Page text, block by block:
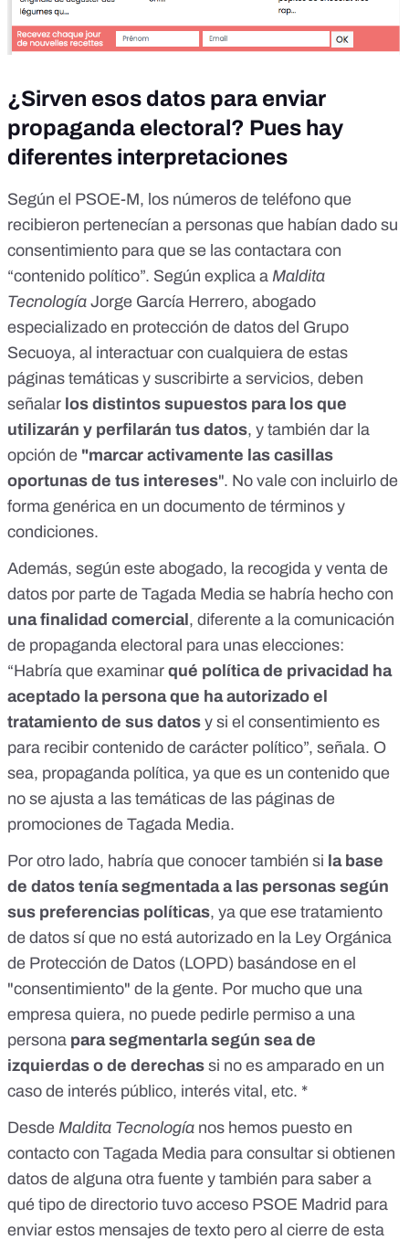
¿Sirven esos datos para enviar
propaganda electoral? Pues hay
diferentes interpretaciones
Según el PSOE-M, los números de teléfono que
recibieron pertenecían a personas que habían dado su
consentimiento para que se las contactara con
“contenido político”. Según explica a Maldita
Tecnología Jorge García Herrero, abogado
especializado en protección de datos del Grupo
Secuoya, al interactuar con cualquiera de estas
páginas temáticas y suscribirte a servicios, deben
señalar los distintos supuestos para los que
utilizarán y perfilarán tus datos, y también dar la
opción de "marcar activamente las casillas
oportunas de tus intereses". No vale con incluirlo de
forma genérica en un documento de términos y
condiciones.
Además, según este abogado, la recogida y venta de
datos por parte de Tagada Media se habría hecho con
una finalidad comercial, diferente a la comunicación
de propaganda electoral para unas elecciones:
“Habría que examinar qué política de privacidad ha
aceptado la persona que ha autorizado el
tratamiento de sus datos y si el consentimiento es
para recibir contenido de carácter político”, señala. O
sea, propaganda política, ya que es un contenido que
no se ajusta a las temáticas de las páginas de
promociones de Tagada Media.
Por otro lado, habría que conocer también si la base
de datos tenía segmentada a las personas según
sus preferencias políticas, ya que ese tratamiento
de datos sí que no está autorizado en la Ley Orgánica
de Protección de Datos (LOPD) basándose en el
"consentimiento" de la gente. Por mucho que una
empresa quiera, no puede pedirle permiso a una
persona para segmentarla según sea de
izquierdas o de derechas si no es amparado en un
caso de interés público, interés vital, etc. *
Desde Maldita Tecnología nos hemos puesto en
contacto con Tagada Media para consultar si obtienen
datos de alguna otra fuente y también para saber a
qué tipo de directorio tuvo acceso PSOE Madrid para
enviar estos mensajes de texto pero al cierre de esta